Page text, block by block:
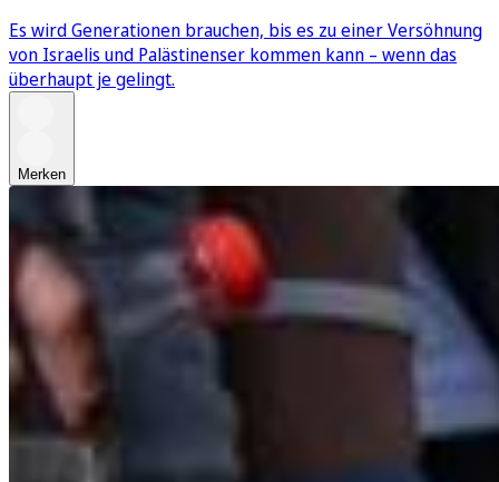
Es wird Generationen brauchen, bis es zu einer Versöhnung
von Israelis und Palästinenser kommen kann – wenn das
überhaupt je gelingt.
Merken